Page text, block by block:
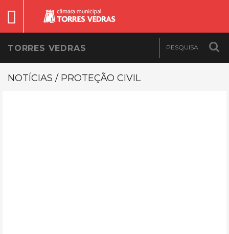
TORRES VEDRAS
NOTÍCIAS / PROTEÇÃO CIVIL